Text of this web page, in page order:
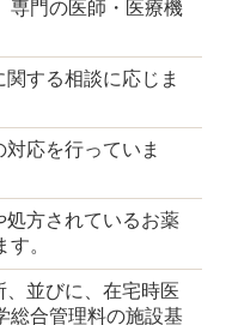
専門の医師・医療機
する相談に応じま
応を行っていま
方されているお薬
。
並びに、在宅時医
総合管理料の施設基